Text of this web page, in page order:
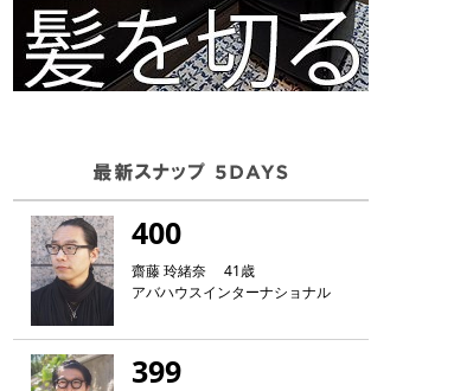
400
齋藤 玲緒奈 41歳
アバハウスインターナショナル
399